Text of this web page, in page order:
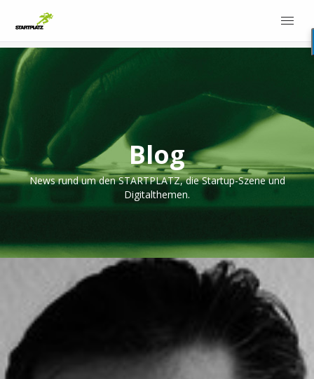
Blog
News rund um den STARTPLATZ, die Startup-Szene und
Digitalthemen.